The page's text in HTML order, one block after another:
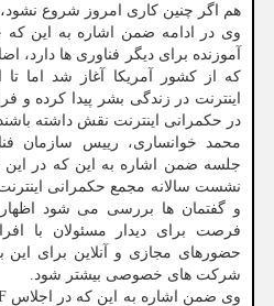
هم اگر چنین کاری امروز شروع نشود،
وی در ادامه ضمن اشاره به این که
آموزنده برای دیگر فناوری ها دارد،
که از کشور آمریکا آغاز شد اما
اینترنت در زندگی بشر پیدا کرده و
در حکمرانی اینترنت نقش داشته باشند.
محمد خوانساری، رییس سازمان
جلسه ضمن اشاره به این که در
فرصت برای دیدار مسئولان با
حضورهای مجازی و آنلاین برای
شرکت های خصوصی بیشتر شود.